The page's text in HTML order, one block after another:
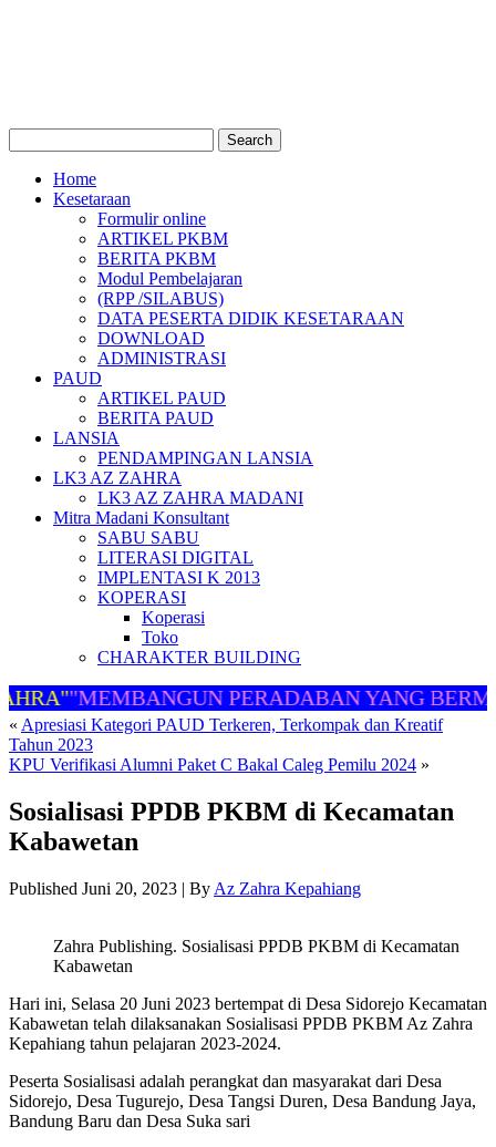
Home
Kesetaraan
Formulir online
ARTIKEL PKBM
BERITA PKBM
Modul Pembelajaran
(RPP /SILABUS)
DATA PESERTA DIDIK KESETARAAN
DOWNLOAD
ADMINISTRASI
PAUD
ARTIKEL PAUD
BERITA PAUD
LANSIA
PENDAMPINGAN LANSIA
LK3 AZ ZAHRA
LK3 AZ ZAHRA MADANI
Mitra Madani Konsultant
SABU SABU
LITERASI DIGITAL
IMPLENTASI K 2013
KOPERASI
Koperasi
Toko
CHARAKTER BUILDING
"MEMBANGUN PERADABAN YANG
« Apresiasi Kategori PAUD Terkeren, Terkompak dan Kreatif
Tahun 2023
KPU Verifikasi Alumni Paket C Bakal Caleg Pemilu 2024 »
Sosialisasi PPDB PKBM di Kecamatan
Kabawetan
Published Juni 20, 2023 | By Az Zahra Kepahiang
Zahra Publishing. Sosialisasi PPDB PKBM di Kecamatan
Kabawetan
Hari ini, Selasa 20 Juni 2023 bertempat di Desa Sidorejo Kecamatan
Kabawetan telah dilaksanakan Sosialisasi PPDB PKBM Az Zahra
Kepahiang tahun pelajaran 2023-2024.
Peserta Sosialisasi adalah perangkat dan masyarakat dari Desa
Sidorejo, Desa Tugurejo, Desa Tangsi Duren, Desa Bandung Jaya,
Bandung Baru dan Desa Suka sari